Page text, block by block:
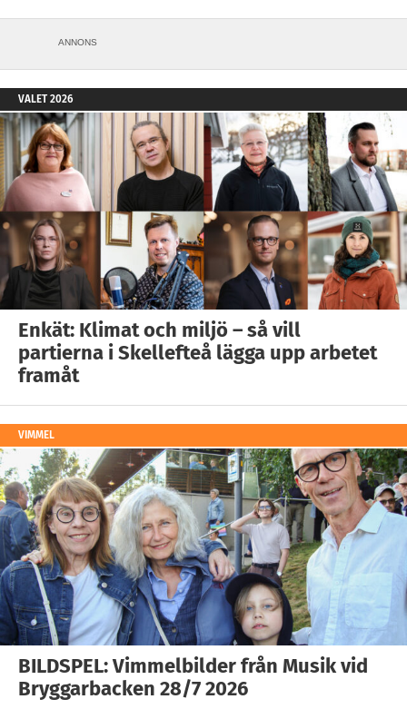
ANNONS
VALET 2026
Enkät: Klimat och miljö – så vill
partierna i Skellefteå lägga upp arbetet
framåt
VIMMEL
BILDSPEL: Vimmelbilder från Musik vid
Bryggarbacken 28/7 2026